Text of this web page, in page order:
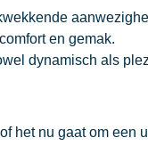
en gemak.
dynamisch als
het nu gaat om een